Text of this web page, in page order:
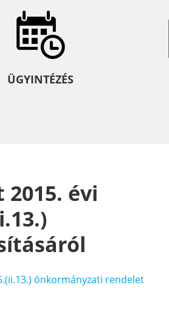
ÜGYINTÉZÉS
évi
önkormányzati rendelet